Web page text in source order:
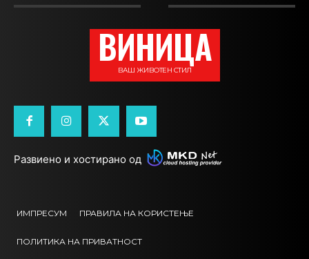
ВИНИЦА
ВАШ ЖИВОТЕН СТИЛ
Развиено и хостирано од
ИМПРЕСУМ ПРАВИЛА НА КОРИСТЕЊЕ
ПОЛИТИКА НА ПРИВАТНОСТ